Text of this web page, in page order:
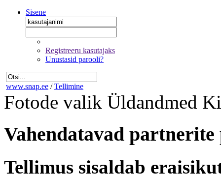
Sisene
Registreeru kasutajaks
Unustasid parooli?
www.snap.ee / Tellimine
Fotode valik Üldandmed
Vahendatavad
Tellimus sisaldab